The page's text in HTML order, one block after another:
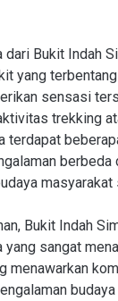
dari Bukit Indah
yang
sensasi
trekking
terdapat
Bukit Indah
sangat
menawarkan